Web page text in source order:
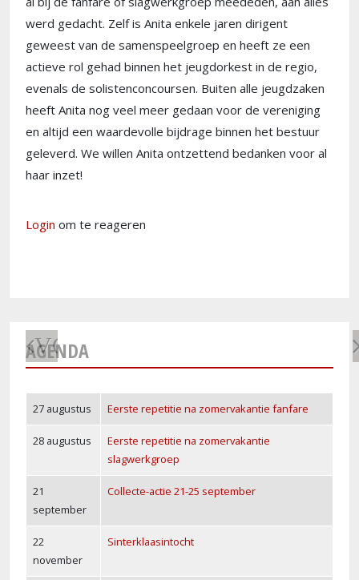
werd gedacht. Zelf is Anita enkele jaren dirigent
geweest van de samenspeelgroep en heeft ze een
actieve rol gehad binnen het jeugdorkest in de regio,
evenals de solistenconcoursen. Buiten alle jeugdzaken
heeft Anita nog veel meer gedaan voor de vereniging
en altijd een waardevolle bijdrage binnen het bestuur
geleverd. We willen Anita ontzettend bedanken voor al
haar inzet!
Login om te reageren
AGENDA
27 augustus Eerste repetitie na zomervakantie fanfare
28 augustus
Eerste repetitie na zomervakantie
slagwerkgroep
21
september
Collecte-actie 21-25 september
22
november
Sinterklaasintocht
VORIGE